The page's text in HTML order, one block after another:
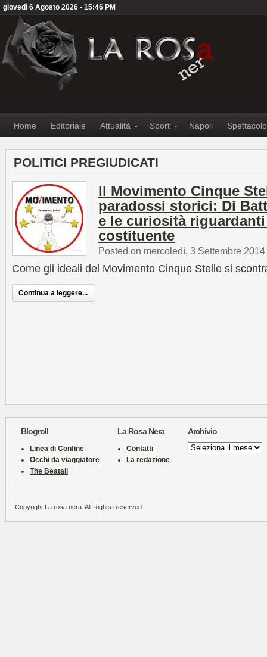
giovedì 6 Agosto 2026 - 15:46 PM
Home Editoriale Attualità Sport Napoli Spettacolo
POLITICI PREGIUDICATI
Il Movimento Cinque
paradossi storici: Di
e le curiosità riguardanti
costituente
Posted on mercoledì, 3 Settembre 2014
Come gli ideali del Movimento Cinque Stelle si
Continua a leggere...
Blogroll
Linea di Confine
Occhi da viaggiatore
The Beatall
La Rosa Nera
Contatti
La redazione
Archivio
Archivio
Copyright La rosa nera. All Rights Reserved.